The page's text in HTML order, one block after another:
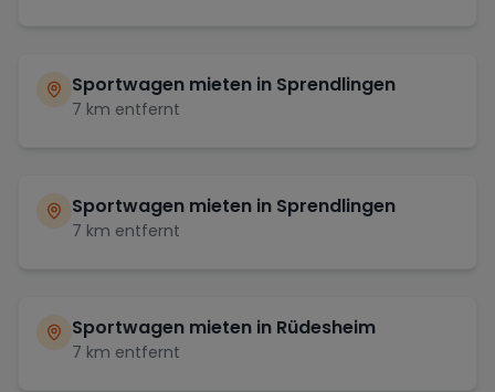
Sportwagen mieten in Sprendlingen
7 km entfernt
Sportwagen mieten in Sprendlingen
7 km entfernt
Sportwagen mieten in Rüdesheim
7 km entfernt